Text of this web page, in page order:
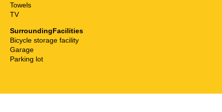
Towels
TV
SurroundingFacilities
Bicycle storage facility
Garage
Parking lot